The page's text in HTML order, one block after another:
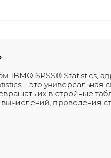
IBM® SPSS® Statistics,
– это
их в стройные
проведения